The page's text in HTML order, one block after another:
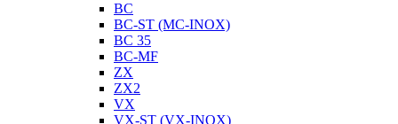
BC
BC-ST (MC-INOX)
BC 35
BC-MF
ZX
ZX2
VX
VX-ST (VX-INOX)